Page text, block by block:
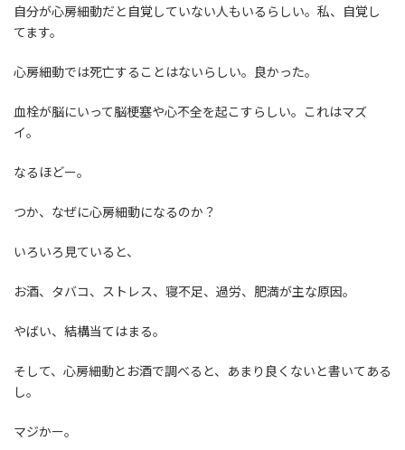
自分が心房細動だと自覚していない人もいるらしい。私、自覚し
てます。
心房細動では死亡することはないらしい。良かった。
血栓が脳にいって脳梗塞や心不全を起こすらしい。これはマズ
イ。
なるほどー。
つか、なぜに心房細動になるのか？
いろいろ見ていると、
お酒、タバコ、ストレス、寝不足、過労、肥満が主な原因。
やばい、結構当てはまる。
そして、心房細動とお酒で調べると、あまり良くないと書いてある
し。
マジかー。